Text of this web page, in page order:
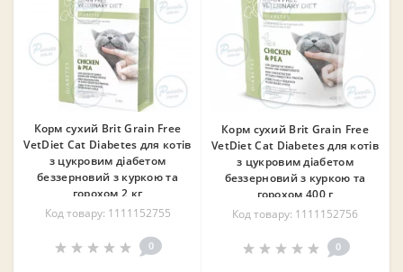
Корм сухий Brit Grain Free
VetDiet Cat Diabetes для котів
з цукровим діабетом
беззерновий з куркою та
горохом 2 кг
Код товару: 1111152755
0
Корм сухий Brit Grain Free
VetDiet Cat Diabetes для котів
з цукровим діабетом
беззерновий з куркою та
горохом 400 г
Код товару: 1111152756
0